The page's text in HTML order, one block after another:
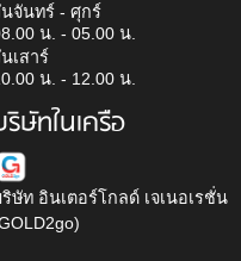
นจันทร์ - ศุกร์
น. - 05.00 น.
เสาร์
น. - 12.00 น.
ษัทในเครือ
ษัท อินเตอร์โกลด์ เจเนอเรชั่น